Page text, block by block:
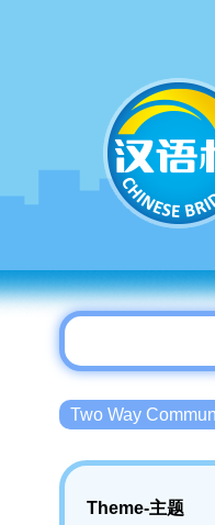
Two Way
Theme-主题